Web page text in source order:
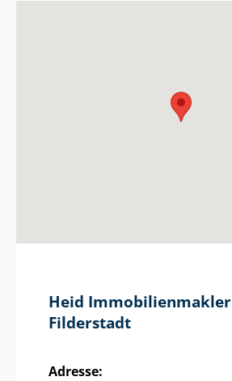
Heid Im­mo­bi­li­en­mak­ler
Filderstadt
Adresse: